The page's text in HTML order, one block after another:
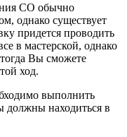
СО обычно
однако существует
придется проводить
в мастерской, однако
Вы сможете
ход.
выполнить
должны находиться в